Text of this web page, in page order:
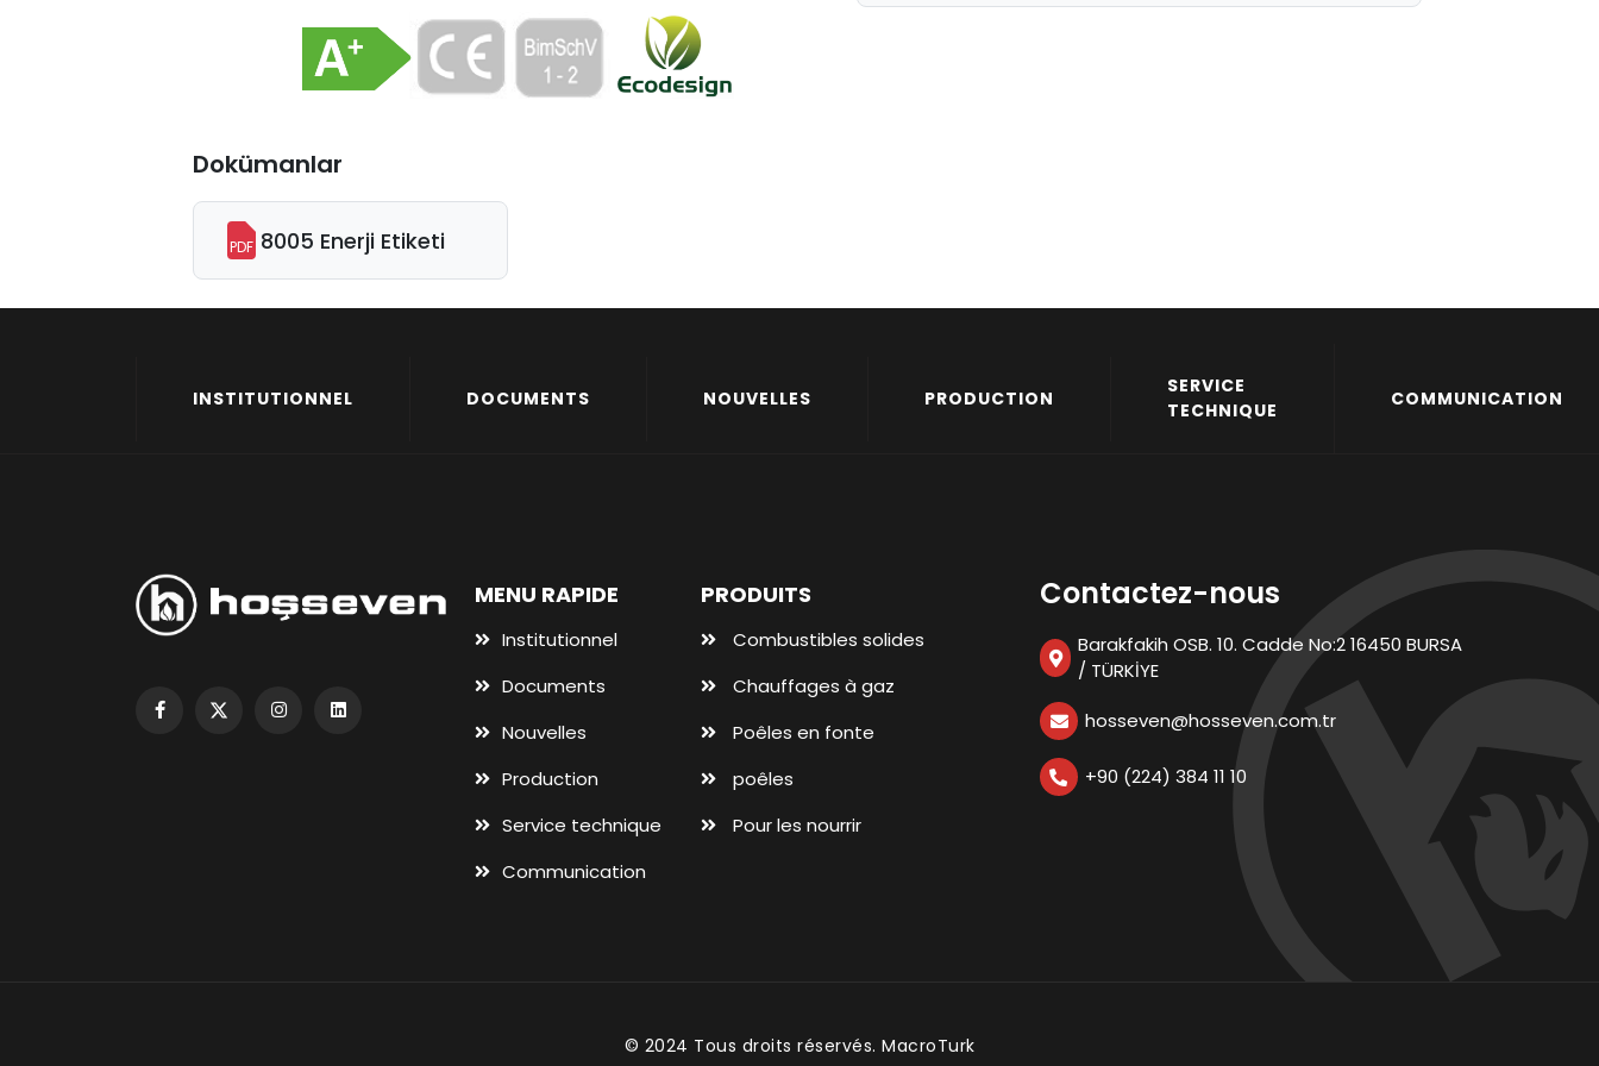
Dokümanlar
PDF 8005 Enerji Etiketi
INSTITUTIONNEL DOCUMENTS NOUVELLES PRODUCTION
SERVICE
TECHNIQUE
COMMUNICATION
MENU RAPIDE
Institutionnel
Documents
Nouvelles
Production
Service technique
Communication
PRODUITS
Combustibles solides
Chauffages à gaz
Poêles en fonte
poêles
Pour les nourrir
Contactez-nous
Barakfakih OSB. 10. Cadde No:2 16450 BURSA
/ TÜRKİYE
hosseven@hosseven.com.tr
+90 (224) 384 11 10
© 2024 Tous droits réservés. MacroTurk